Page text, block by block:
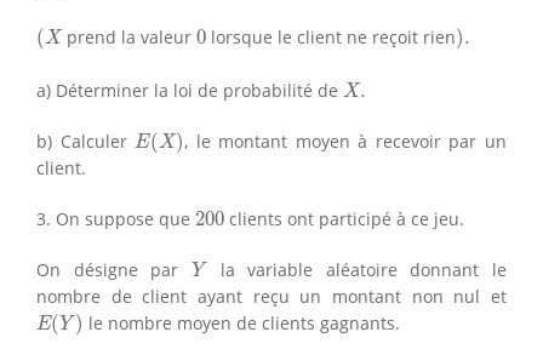
(X
(X prend la valeur0
0 lorsque le client ne reçoit rien).
)
a) Déterminer la loi de probabilité de X.
X.
b) CalculerE(X)
E(X)
, le montant moyen à recevoir par un
client.
3. On suppose que 200
200clients ont participé à ce jeu.
On désigne par Y
Yla variable aléatoire donnant le
nombre de client ayant reçu un montant non nul et
E(Y )
E(Y) le nombre moyen de clients gagnants.